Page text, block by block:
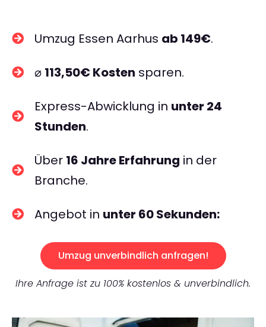
Umzug Essen Aarhus ab 149€.
⌀ 113,50€ Kosten sparen.
Express-Abwicklung in unter 24
Stunden.
Über 16 Jahre Erfahrung in der
Branche.
Angebot in unter 60 Sekunden:
Umzug unverbindlich anfragen!
Ihre Anfrage ist zu 100% kostenlos & unverbindlich.